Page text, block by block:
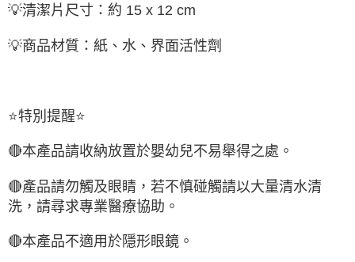
💡清潔片尺寸：約 15 x 12 cm
💡商品材質：紙、水、界面活性劑
⭐特別提醒⭐
🔴本產品請收納放置於嬰幼兒不易舉得之處。
🔴產品請勿觸及眼睛，若不慎碰觸請以大量清水清
洗，請尋求專業醫療協助。
🔴本產品不適用於隱形眼鏡。